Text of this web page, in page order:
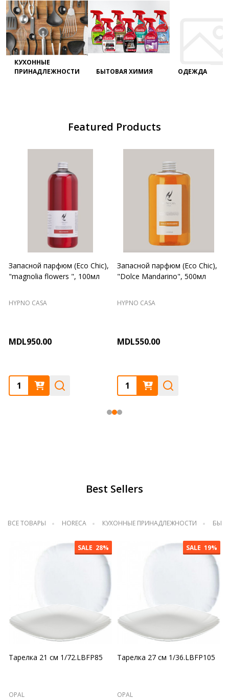
КУХОННЫЕ
ПРИНАДЛЕЖНОСТИ
БЫТОВАЯ ХИМИЯ ОДЕЖДА
Featured Products
Запасной парфюм (Eco Chic),
"magnolia flowers ", 100мл
HYPNO CASA
MDL950.00
Quantity:
Запасной парфюм (Eco Chic),
"Dolce Mandarino", 500мл
HYPNO CASA
MDL550.00
Quantity:
Best Sellers
ВСЕ ТОВАРЫ HORECA КУХОННЫЕ ПРИНАДЛЕЖНОСТИ
SALE 28%
Тарелка 21 см 1/72.LBFP85
OPAL
SALE 19%
Тарелка 27 см 1/36.LBFP105
OPAL